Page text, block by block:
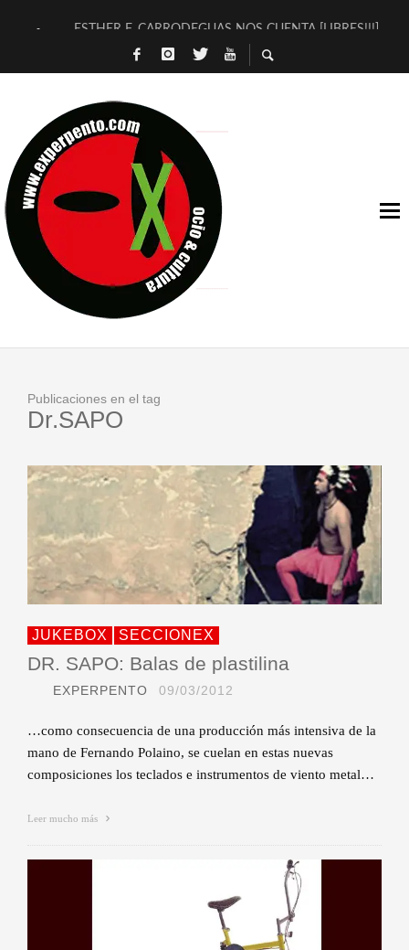
ESTHER F. CARRODEGUAS NOS CUENTA [LIBRES!!!]
[TERRA DE GUAPES] DE SANDRA MONFORT
TIMBRE 4, LA ESCUELA DEL DIRECTOR TEATRAL CLAUDIO
30 AÑOS (NO ES NADA) DE LA KATARSIS DEL TOMATAZO
MILITARES JUDÍAS EN #EXVITA
D’BALDOMEROS REINVENTAN [BITÁCORA 3.0] EN EXVITA
MARSHALL FLASH PRESENTA EN EXVITA [RELATIVA
JOFRE BARDAGÍ EN EXVITA INTERPRETANDO A SERRAT
Publicaciones en el tag
Dr.SAPO
JUKEBOX SECCIONEX
DR. SAPO: Balas de plastilina
EXPERPENTO 09/03/2012
…como consecuencia de una producción más intensiva de la
mano de Fernando Polaino, se cuelan en estas nuevas
composiciones los teclados e instrumentos de viento metal…
Leer mucho más